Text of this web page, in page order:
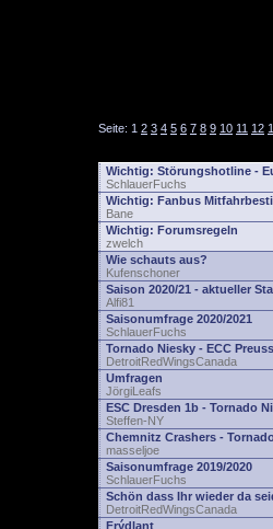
Seite: 1 2 3 4 5 6 7 8 9 10 11 12
Wichtig: Störungshotline -
SchlauerFuchs
Wichtig: Fanbus
Bane
Wichtig: Forumsregeln
zwelch
Wie schauts aus?
Kufenschoner
Saison 2020/21 - aktueller
Alfi81
Saisonumfrage 2020/2021
SchlauerFuchs
Tornado Niesky - ECC
DetroitRedWingsCanada
Umfragen
JörgiLeafs
ESC Dresden 1b - Tornado
Steffen-NY
Chemnitz Crashers -
masseljoe
Saisonumfrage 2019/2020
SchlauerFuchs
Schön dass Ihr wieder da
DetroitRedWingsCanada
Frýdlant